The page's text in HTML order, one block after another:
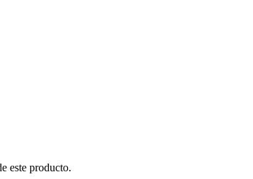
este producto.